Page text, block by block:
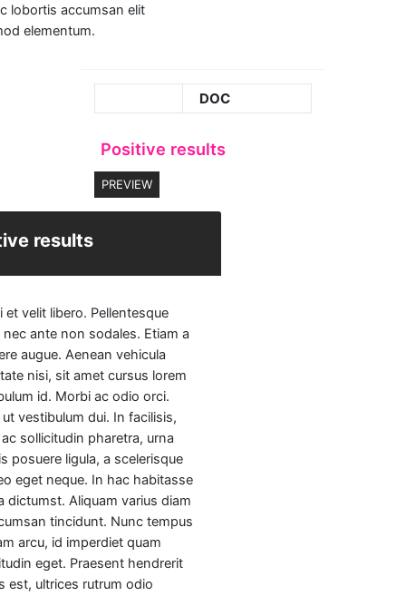
lobortis accumsan elit
elementum.
DOC
Positive results
PREVIEW
results
et velit libero. Pellentesque
ante non sodales. Etiam a
augue. Aenean vehicula
nisi, sit amet cursus lorem
id. Morbi ac odio orci.
vestibulum dui. In facilisis,
sollicitudin pharetra, urna
posuere ligula, a scelerisque
eget neque. In hac habitasse
dictumst. Aliquam varius diam
tincidunt. Nunc tempus
arcu, id imperdiet quam
eget. Praesent hendrerit
est, ultrices rutrum odio